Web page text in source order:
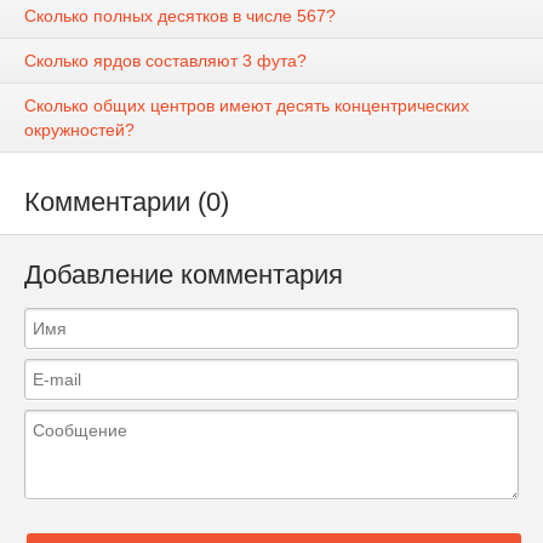
Сколько полных десятков в числе 567?
Сколько ярдов составляют 3 фута?
Сколько общих центров имеют десять концентрических
окружностей?
Комментарии (0)
Добавление комментария